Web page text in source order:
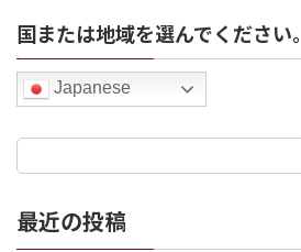
国または地域を選んでください。
Japanese
最近の投稿